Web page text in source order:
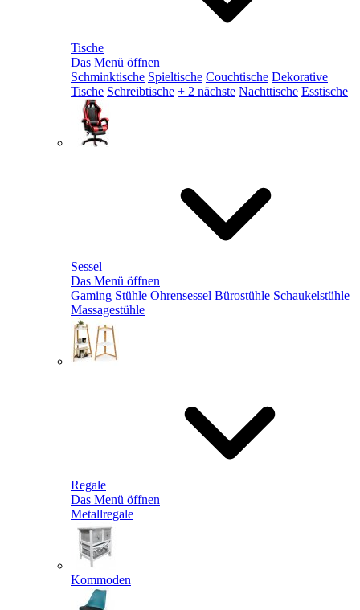
Tische
Das Menü öffnen
Schminktische Spieltische Couchtische Dekorative
Tische Schreibtische + 2 nächste Nachttische Esstische
Sessel
Das Menü öffnen
Gaming Stühle Ohrensessel Bürostühle Schaukelstühle
Massagestühle
Regale
Das Menü öffnen
Metallregale
Kommoden